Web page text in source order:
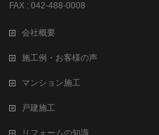
FAX : 042-488-0008
会社概要
施工例・お客様の声
マンション施工
戸建施工
リフォームの知識